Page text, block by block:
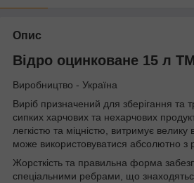
Опис
Відро оцинковане 15 л
Виробництво - Україна
Виріб призначений для зберігання та
сипких харчових та нехарчових
легкістю та міцністю, витримує велику
може використовуватися абсолютно з
Жорсткість та правильна форма
спеціальними ребрами, що